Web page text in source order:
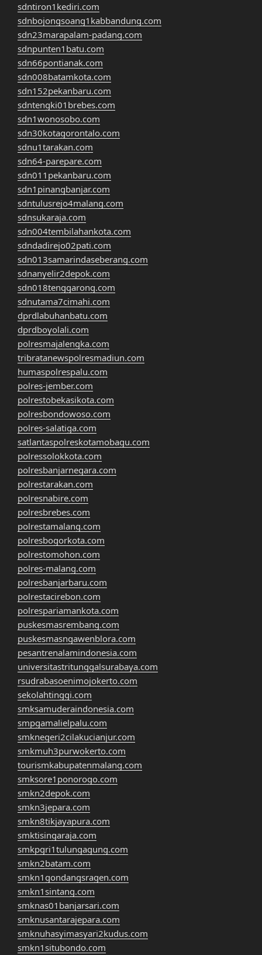
sdntiron1kediri.com
sdnbojongsoang1kabbandung.com
sdn23marapalam-padang.com
sdnpunten1batu.com
sdn66pontianak.com
sdn008batamkota.com
sdn152pekanbaru.com
sdntengki01brebes.com
sdn1wonosobo.com
sdn30kotagorontalo.com
sdnu1tarakan.com
sdn64-parepare.com
sdn011pekanbaru.com
sdn1pinangbanjar.com
sdntulusrejo4malang.com
sdnsukaraja.com
sdn004tembilahankota.com
sdndadirejo02pati.com
sdn013samarindaseberang.com
sdnanyelir2depok.com
sdn018tenggarong.com
sdnutama7cimahi.com
dprdlabuhanbatu.com
dprdboyolali.com
polresmajalengka.com
tribratanewspolresmadiun.com
humaspolrespalu.com
polres-jember.com
polrestobekasikota.com
polresbondowoso.com
polres-salatiga.com
satlantaspolreskotamobagu.com
polressolokkota.com
polresbanjarnegara.com
polrestarakan.com
polresnabire.com
polresbrebes.com
polrestamalang.com
polresbogorkota.com
polrestomohon.com
polres-malang.com
polresbanjarbaru.com
polrestacirebon.com
polrespariamankota.com
puskesmasrembang.com
puskesmasngawenblora.com
pesantrenalamindonesia.com
universitastritunggalsurabaya.com
rsudrabasoenimojokerto.com
sekolahtinggi.com
smksamuderaindonesia.com
smpgamalielpalu.com
smknegeri2cilakucianjur.com
smkmuh3purwokerto.com
tourismkabupatenmalang.com
smksore1ponorogo.com
smkn2depok.com
smkn3jepara.com
smkn8tikjayapura.com
smktisingaraja.com
smkpgri1tulungagung.com
smkn2batam.com
smkn1gondangsragen.com
smkn1sintang.com
smknas01banjarsari.com
smknusantarajepara.com
smknuhasyimasyari2kudus.com
smkn1situbondo.com